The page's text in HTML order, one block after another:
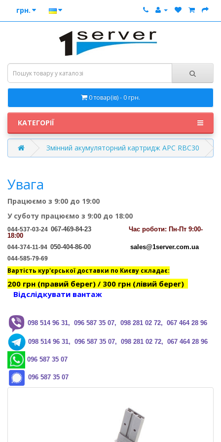
грн.
0 товар(ів) - 0 грн.
КАТЕГОРІЇ
Змінний акумуляторний картридж APC RBC30
Увага
Працюємо з 9:00 до 19:00
У суботу працюємо з 9:00 до 18:00
044-537-03-24 067-469-84-23 Час роботи: Пн-Пт 9:00-
18:00
044-374-11-94 050-404-86-00 sales@1server.com.ua
044-585-79-69
Вартість кур'єрської доставки по Києву складає:
200 грн (правий берег) / 300 грн (лівий берег)
Відслідкувати вантаж
098 514 96 31, 096 587 35 07, 098 281 02 72, 067 464 28 96
098 514 96 31, 096 587 35 07, 098 281 02 72, 067 464 28 96
096 587 35 07
096 587 35 07